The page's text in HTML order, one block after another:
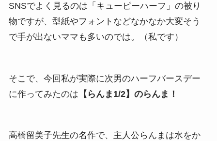
SNSでよく見るのは「キューピーハーフ」の被り
物ですが、型紙やフォントなどなかなか大変そう
で手が出ないママも多いのでは。（私です）
そこで、今回私が実際に次男のハーフバースデー
に作ってみたのは 【らんま1/2】のらんま！
高橋留美子先生の名作で、主人公らんまは水をか